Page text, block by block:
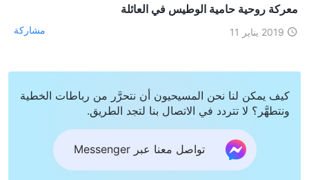
معركة روحية حامية الوطيس في العائلة
2019 يناير 11 مشاركة
كيف يمكن لنا نحن المسيحيون أن نتحرَّر من رباطات الخطية
ونتطهَّر؟ لا تتردد في الاتصال بنا لتجد الطريق.
تواصل معنا عبر Messenger